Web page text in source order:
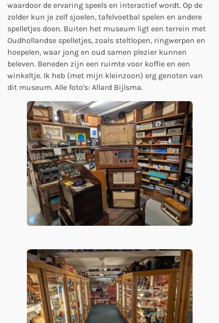
waardoor de ervaring speels en interactief wordt. Op de
zolder kun je zelf sjoelen, tafelvoetbal spelen en andere
spelletjes doen. Buiten het museum ligt een terrein met
Oudhollandse spelletjes, zoals steltlopen, ringwerpen en
hoepelen, waar jong en oud samen plezier kunnen
beleven. Beneden zijn een ruimte voor koffie en een
winkeltje. Ik heb (met mijn kleinzoon) erg genoten van
dit museum. Alle foto's: Allard Bijlsma.